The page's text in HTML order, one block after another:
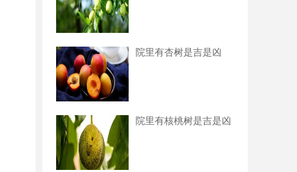
院里有杏树是吉是凶
院里有核桃树是吉是凶